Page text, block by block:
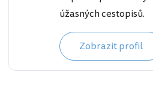
úžasných cestopisů.
Zobrazit profil